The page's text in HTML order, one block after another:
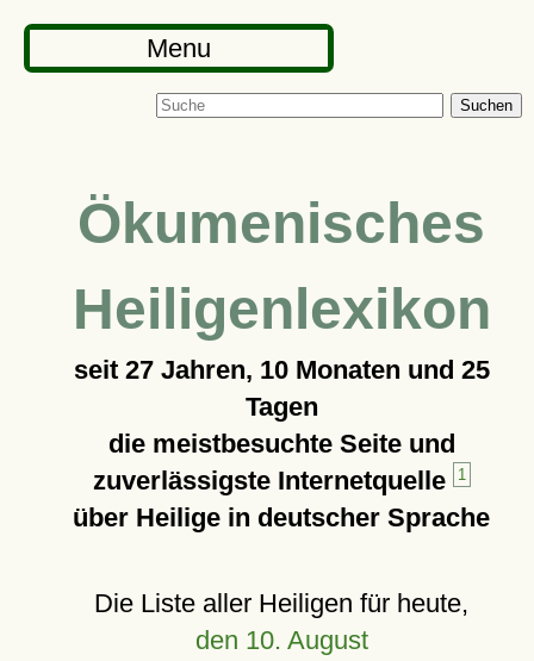
Menu
Suchen
Ökumenisches
Heiligenlexikon
seit 27 Jahren, 10 Monaten und 25
Tagen
die meistbesuchte Seite und
zuverlässigste Internetquelle
1
über Heilige in deutscher Sprache
Die Liste aller Heiligen für heute,
den 10. August